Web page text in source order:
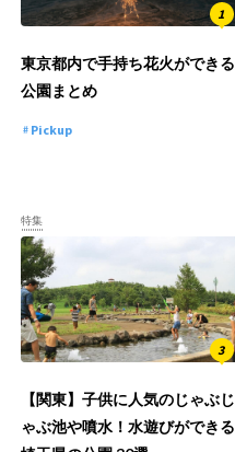
東京都内で手持ち花火ができる
公園まとめ
Pickup
特集
【関東】子供に人気のじゃぶじ
ゃぶ池や噴水！水遊びができる